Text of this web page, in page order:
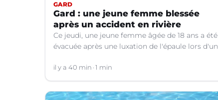
GARD
Gard : une jeune femme blessée
après un accident en rivière
Ce jeudi, une jeune femme âgée de 18 ans a été
évacuée après une luxation de l'épaule lors d'un
Valborgne (Gard).
il y a 40 min 1 min